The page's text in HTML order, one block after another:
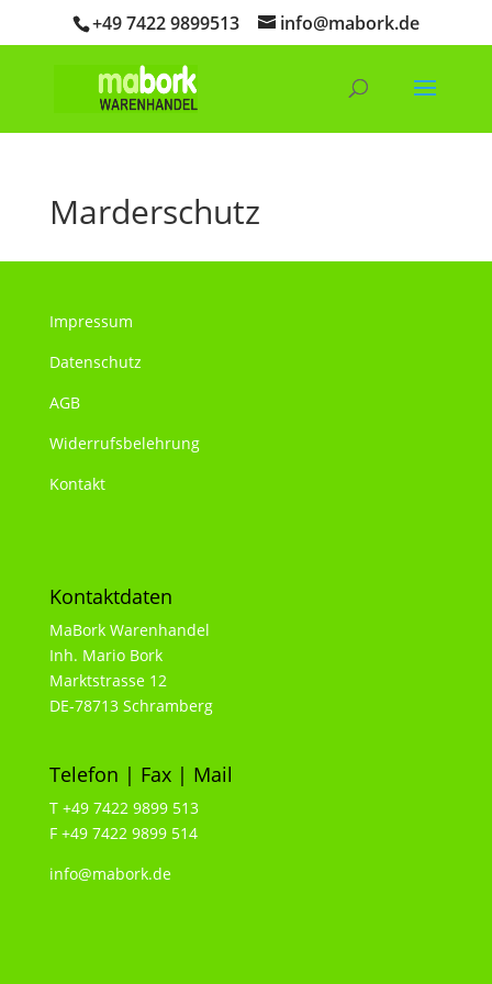
+49 7422 9899513 info@mabork.de
Marderschutz
Impressum
Datenschutz
AGB
Widerrufsbelehrung
Kontakt
Kontaktdaten
MaBork Warenhandel
Inh. Mario Bork
Marktstrasse 12
DE-78713 Schramberg
Telefon | Fax | Mail
T +49 7422 9899 513
F +49 7422 9899 514
info@mabork.de